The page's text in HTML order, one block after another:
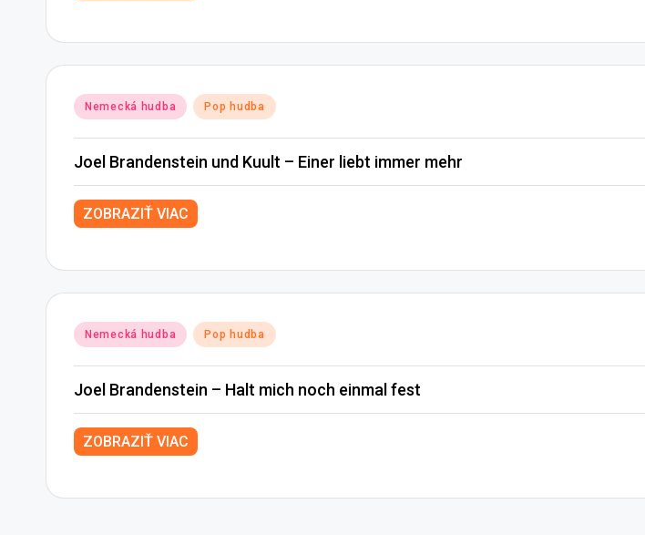
Posted
Nemecká hudba Pop hudba
Joel Brandenstein und Kuult – Einer liebt immer mehr
ZOBRAZIŤ VIAC
Posted
Nemecká hudba Pop hudba
Joel Brandenstein – Halt mich noch einmal fest
ZOBRAZIŤ VIAC